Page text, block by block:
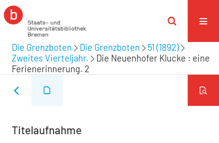
Die Grenzboten Die Grenzboten
51 (1892)
Zweites Vierteljahr.
Die Neuenhofer Klucke : eine
Ferienerinnerung. 2
Titelaufnahme